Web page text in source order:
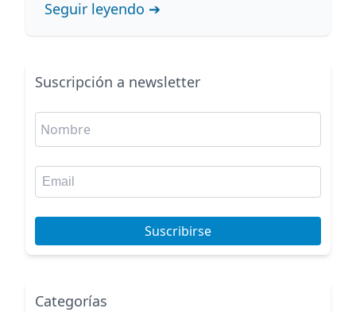
Seguir leyendo ➔
Suscripción a newsletter
Suscribirse
Categorías